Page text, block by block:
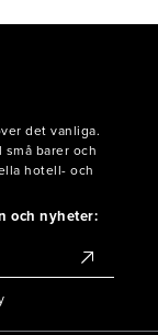
det vanliga.
barer och
hotell- och
och nyheter: